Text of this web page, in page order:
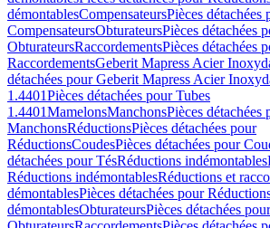
démontablesCompensateursPièces détachées
CompensateursObturateursPièces détachées
ObturateursRaccordementsPièces détachées
RaccordementsGeberit Mapress Acier
détachées pour Geberit Mapress Acier
1.4401Pièces détachées pour Tubes
1.4401MamelonsManchonsPièces détachées
ManchonsRéductionsPièces détachées pour
RéductionsCoudesPièces détachées pour
détachées pour TésRéductions indémontables
Réductions indémontablesRéductions et
démontablesPièces détachées pour
démontablesObturateursPièces détachées pour